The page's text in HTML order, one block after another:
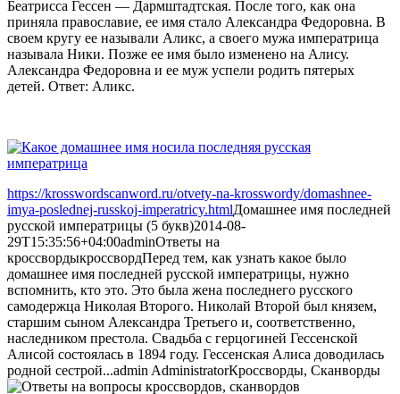
Беатрисса Гессен — Дармштадтская. После того, как она
приняла православие, ее имя стало Александра Федоровна. В
своем кругу ее называли Аликс, а своего мужа императрица
называла Ники. Позже ее имя было изменено на Алису.
Александра Федоровна и ее муж успели родить пятерых
детей. Ответ: Аликс.
https://krosswordscanword.ru/otvety-na-krosswordy/domashnee-
imya-poslednej-russkoj-imperatricy.htmlДомашнее имя последней
русской императрицы (5 букв)2014-08-
29T15:35:56+04:00adminОтветы на
кроссвордыкроссвордПеред тем, как узнать какое было
домашнее имя последней русской императрицы, нужно
вспомнить, кто это. Это была жена последнего русского
самодержца Николая Второго. Николай Второй был князем,
старшим сыном Александра Третьего и, соответственно,
наследником престола. Свадьба с герцогиней Гессенской
Алисой состоялась в 1894 году. Гессенская Алиса доводилась
родной сестрой...admin AdministratorКроссворды, Сканворды